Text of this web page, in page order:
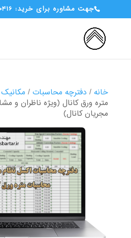
جهت مشاوره برای خرید: 09376460416
خانه/ دفترچه محاسبات/ مکانیک
متره ورق کانال (ویژه ناظران و
مجریان کانال)